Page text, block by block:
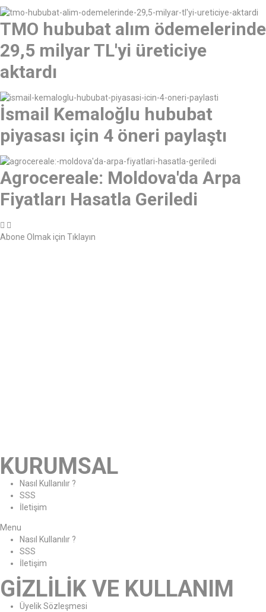
TMO hububat alım ödemelerinde
29,5 milyar TL'yi üreticiye
aktardı
İsmail Kemaloğlu hububat
piyasası için 4 öneri paylaştı
Agrocereale: Moldova'da Arpa
Fiyatları Hasatla Geriledi
Abone Olmak için Tıklayın
KURUMSAL
Nasıl Kullanılır ?
SSS
İletişim
Menu
Nasıl Kullanılır ?
SSS
İletişim
GİZLİLİK VE KULLANIM
Üyelik Sözleşmesi